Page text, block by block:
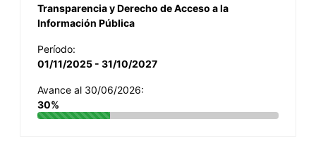
Transparencia y Derecho de Acceso a la
Información Pública
Período:
01/11/2025 - 31/10/2027
Avance al 30/06/2026:
30%